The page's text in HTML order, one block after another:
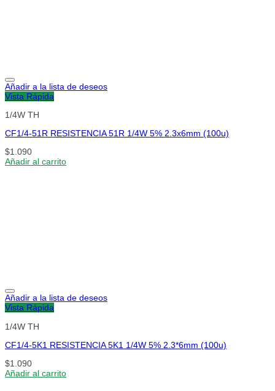
Añadir a la lista de deseos
Vista Rápida
1/4W TH
CF1/4-51R RESISTENCIA 51R 1/4W 5% 2.3x6mm (100u)
$1.090
Añadir al carrito
Añadir a la lista de deseos
Vista Rápida
1/4W TH
CF1/4-5K1 RESISTENCIA 5K1 1/4W 5% 2.3*6mm (100u)
$1.090
Añadir al carrito